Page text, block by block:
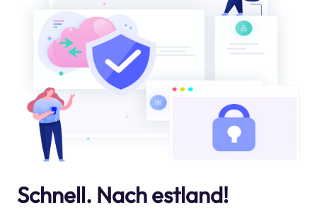
Schnell. Nach estland!